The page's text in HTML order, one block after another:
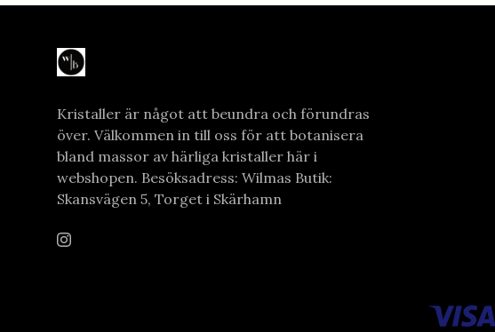
Kristaller är något att beundra och förundras
över. Välkommen in till oss för att botanisera
bland massor av härliga kristaller här i
webshopen. Besöksadress: Wilmas Butik:
Skansvägen 5, Torget i Skärhamn